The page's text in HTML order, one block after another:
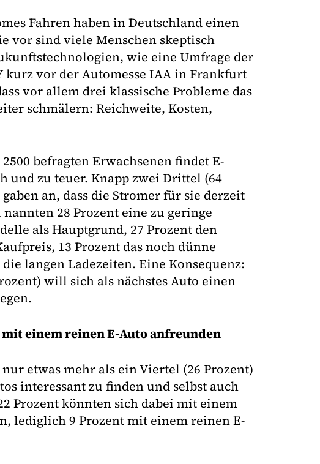
Fahren haben in Deutschland einen
vor sind viele Menschen skeptisch
wie eine Umfrage der
kurz vor der Automesse IAA in Frankfurt
vor allem drei klassische Probleme das
schmälern: Reichweite, Kosten,
befragten Erwachsenen findet E-
und zu teuer. Knapp zwei Drittel (64
an, dass die Stromer für sie derzeit
28 Prozent eine zu geringe
als Hauptgrund, 27 Prozent den
13 Prozent das noch dünne
langen Ladezeiten. Eine Konsequenz:
will sich als nächstes Auto einen
einem reinen E-Auto anfreunden
etwas mehr als ein Viertel (26 Prozent)
interessant zu finden und selbst auch
Prozent könnten sich dabei mit einem
lediglich 9 Prozent mit einem reinen E-